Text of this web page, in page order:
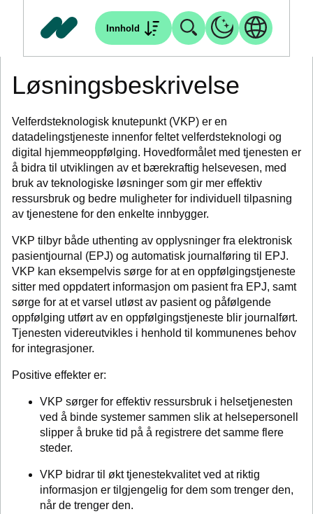
Innhold
Løsningsbeskrivelse
Velferdsteknologisk knutepunkt (VKP) er en
datadelingstjeneste innenfor feltet velferdsteknologi og
digital hjemmeoppfølging. Hovedformålet med tjenesten er
å bidra til utviklingen av et bærekraftig helsevesen, med
bruk av teknologiske løsninger som gir mer effektiv
ressursbruk og bedre muligheter for individuell tilpasning
av tjenestene for den enkelte innbygger.
VKP tilbyr både uthenting av opplysninger fra elektronisk
pasientjournal (EPJ) og automatisk journalføring til EPJ.
VKP kan eksempelvis sørge for at en oppfølgingstjeneste
sitter med oppdatert informasjon om pasient fra EPJ, samt
sørge for at et varsel utløst av pasient og påfølgende
oppfølging utført av en oppfølgingstjeneste blir journalført.
Tjenesten videreutvikles i henhold til kommunenes behov
for integrasjoner.
Positive effekter er:
VKP sørger for effektiv ressursbruk i helsetjenesten
ved å binde systemer sammen slik at helsepersonell
slipper å bruke tid på å registrere det samme flere
steder.
VKP bidrar til økt tjenestekvalitet ved at riktig
informasjon er tilgjengelig for dem som trenger den,
når de trenger den.